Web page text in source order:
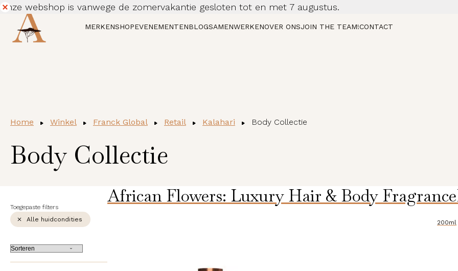
Onze webshop is vanwege de zomervakantie gesloten tot en met 7 augustus.
Dismiss
MERKENSHOPEVENEMENTENBLOGSAMENWERKENOVER ONSJOIN THE TEAM!CONTACT
Home Winkel Franck Global Retail Kalahari Body Collectie
Body Collectie
Toegepaste filters
Alle huidcondities
African Flowers: Luxury Hair & Body Fragrance
200ml